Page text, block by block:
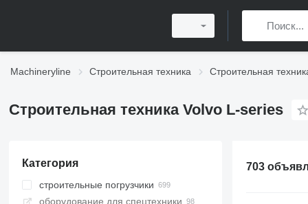
Machineryline Строительная техника Строительная
Строительная техника Volvo L-series
Категория
строительные погрузчики
фронтальные погрузчики
оборудование для спецтехники
703